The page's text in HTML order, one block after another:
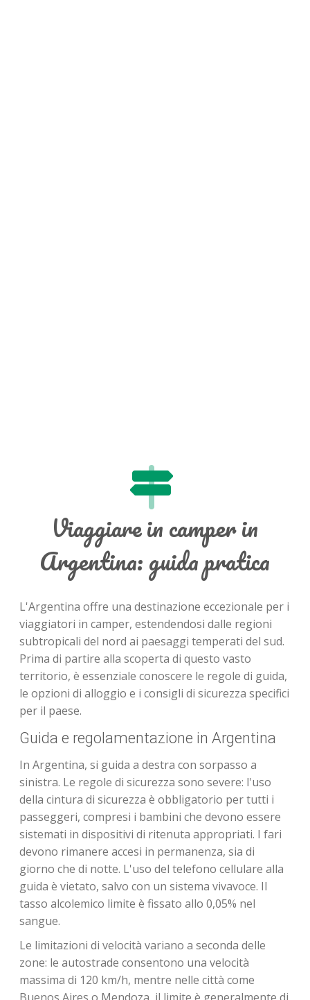
Viaggiare in camper in
Argentina: guida pratica
L'Argentina offre una destinazione eccezionale per i
viaggiatori in camper, estendendosi dalle regioni
subtropicali del nord ai paesaggi temperati del sud.
Prima di partire alla scoperta di questo vasto
territorio, è essenziale conoscere le regole di guida,
le opzioni di alloggio e i consigli di sicurezza specifici
per il paese.
Guida e regolamentazione in Argentina
In Argentina, si guida a destra con sorpasso a
sinistra. Le regole di sicurezza sono severe: l'uso
della cintura di sicurezza è obbligatorio per tutti i
passeggeri, compresi i bambini che devono essere
sistemati in dispositivi di ritenuta appropriati. I fari
devono rimanere accesi in permanenza, sia di
giorno che di notte. L'uso del telefono cellulare alla
guida è vietato, salvo con un sistema vivavoce. Il
tasso alcolemico limite è fissato allo 0,05% nel
sangue.
Le limitazioni di velocità variano a seconda delle
zone: le autostrade consentono una velocità
massima di 120 km/h, mentre nelle città come